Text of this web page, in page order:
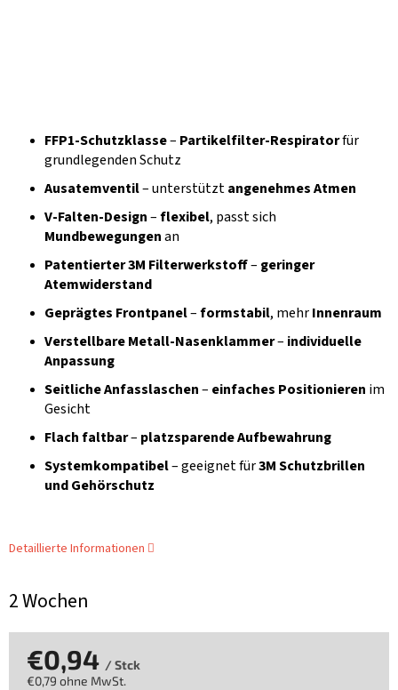
2 Wochen
FFP1-Schutzklasse– Partikelfilter-Respiratorfür
grundlegenden Schutz
Ausatemventil– unterstütztangenehmes Atmen
V-Falten-Design–flexibel, passt sich
Mundbewegungenan
Patentierter 3M Filterwerkstoff– geringer
Atemwiderstand
Geprägtes Frontpanel–formstabil, mehrInnenraum
Verstellbare Metall-Nasenklammer– individuelle
Anpassung
Seitliche Anfasslaschen– einfaches Positionieren im
Gesicht
Flach faltbar– platzsparende Aufbewahrung
Systemkompatibel– geeignet für3M Schutzbrillen
und Gehörschutz
Detaillierte Informationen
€0,94 / Stck
€0,79 ohne MwSt.